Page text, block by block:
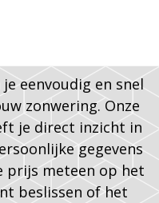
eenvoudig en snel
zonwering. Onze
je direct inzicht in
gegevens
prijs meteen op het
beslissen of het